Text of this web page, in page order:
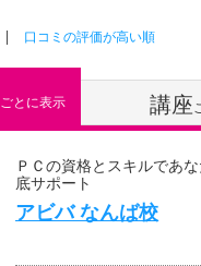
口コミの評価が高い順
ごとに表示 講座
ＰＣの資格とスキルであ
底サポート
アビバ なんば校